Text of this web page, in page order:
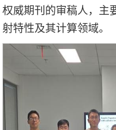
权威期刊的审稿人，主
射特性及其计算领域。